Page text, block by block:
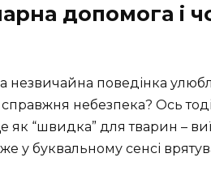
допомога і
незвичайна поведінка
небезпека? Ось
“швидка” для тварин –
у буквальному сенсі